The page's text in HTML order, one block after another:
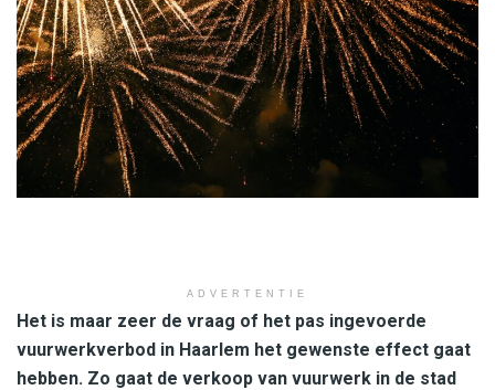
ADVERTENTIE
Het is maar zeer de vraag of het pas ingevoerde
vuurwerkverbod in Haarlem het gewenste effect gaat
hebben. Zo gaat de verkoop van vuurwerk in de stad